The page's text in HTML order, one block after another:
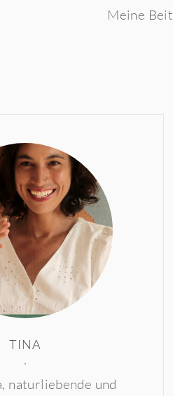
Meine
TINA
naturliebende und